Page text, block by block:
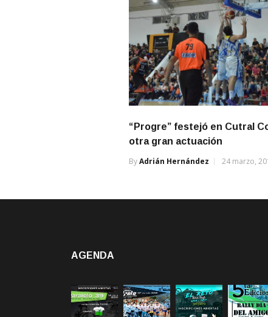
“Progre” festejó en Cutral
otra gran actuación
ByAdrián Hernández 24 marzo,
AGENDA